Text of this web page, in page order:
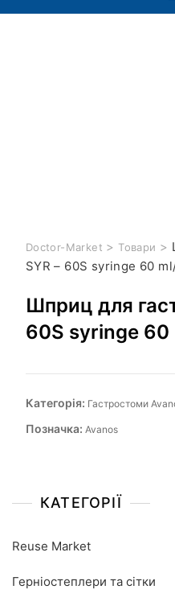
Doctor-Market > Товари >
SYR – 60S syringe 60
Шприц для
60S syringe
Категорія: Гастростоми
Позначка: Avanos
КАТЕГОРІЇ
Reuse Market
Герніостеплери та сітки